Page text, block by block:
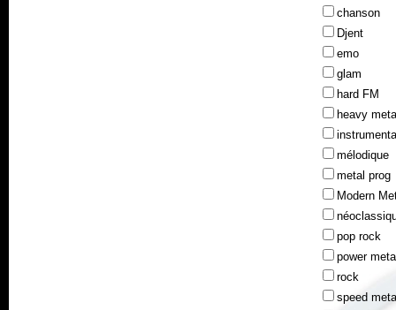
chanson
Djent
emo
glam
hard FM
heavy
mélodique
metal prog
Modern
pop rock
power
rock
speed